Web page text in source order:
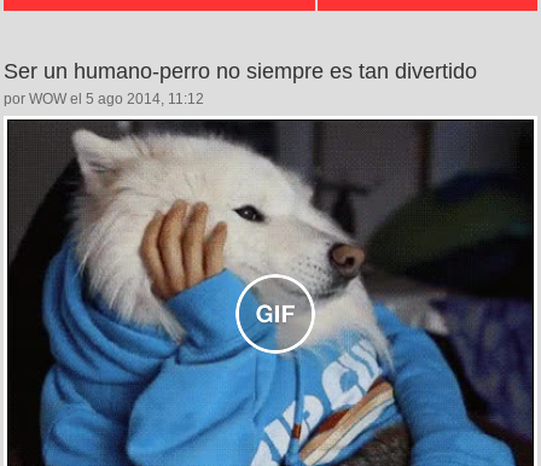
Ser un humano-perro no siempre es tan divertido
por WOW el 5 ago 2014, 11:12